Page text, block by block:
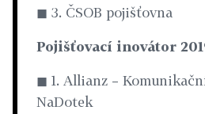
◼ 3. ČSOB pojišťovna
Pojišťovací inovátor
◼ 1. Allianz –
NaDotek